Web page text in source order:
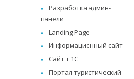
Разработка админ-
панели
Landing Page
Информационный сайт
Сайт + 1C
Портал туристический